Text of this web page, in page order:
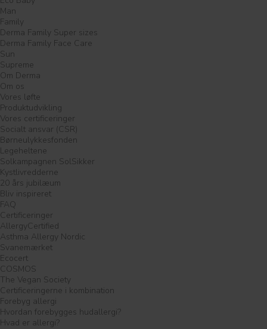
Man
Family
Derma Family Super sizes
Derma Family Face Care
Sun
Supreme
Om Derma
Om os
Vores løfte
Produktudvikling
Vores certificeringer
Socialt ansvar (CSR)
Børneulykkesfonden
Legeheltene
Solkampagnen SolSikker
Kystlivredderne
20 års jubilæum
Bliv inspireret
FAQ
Certificeringer
AllergyCertified
Asthma Allergy Nordic
Svanemærket
Ecocert
COSMOS
The Vegan Society
Certificeringerne i kombination
Forebyg allergi
Hvordan forebygges hudallergi?
Hvad er allergi?